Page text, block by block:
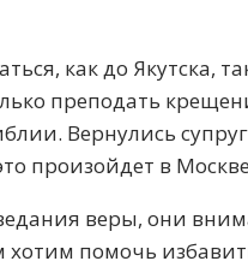
как до Якутска,
преподать
Вернулись
произойдет в
веры, они
помочь